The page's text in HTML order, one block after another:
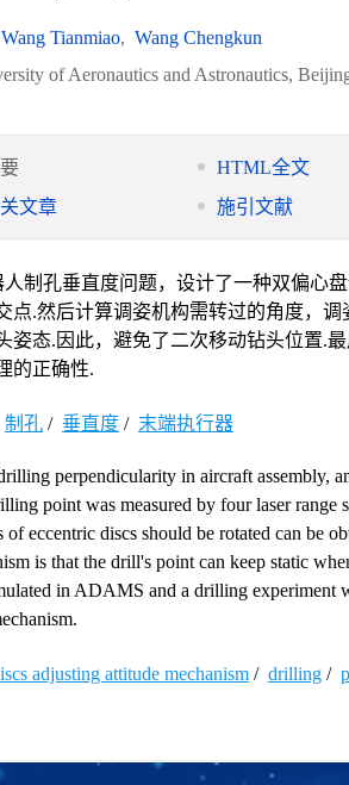
Wang Tianmiao, Wang Chengkun
of Aeronautics and Astronautics,
HTML全文
文章
施引文献
制孔垂直度问题，设计了一种双偏心
点.然后计算调姿机构需转过的角度，
姿态.因此，避免了二次移动钻头位置.
的正确性.
制孔 / 垂直度 / 末端执行器
perpendicularity in aircraft assembly,
point was measured by four laser
of eccentric discs should be rotated can be
is that the drill's point can keep static
in ADAMS and a drilling experiment
adjusting attitude mechanism / drilling /